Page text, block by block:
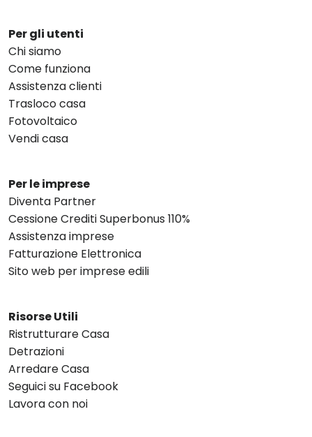
Per gli utenti
Chi siamo
Come funziona
Assistenza clienti
Trasloco casa
Fotovoltaico
Vendi casa
Per le imprese
Diventa Partner
Cessione Crediti Superbonus 110%
Assistenza imprese
Fatturazione Elettronica
Sito web per imprese edili
Risorse Utili
Ristrutturare Casa
Detrazioni
Arredare Casa
Seguici su Facebook
Lavora con noi